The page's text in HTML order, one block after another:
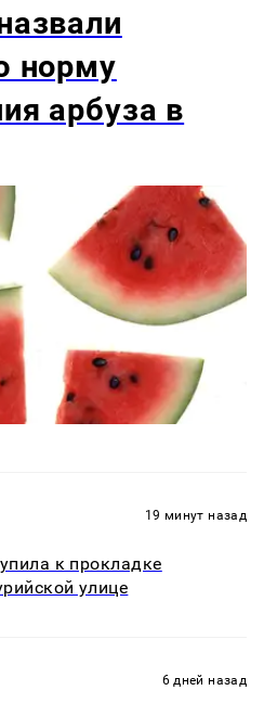
норму
арбуза в
19 минут назад
к прокладке
улице
6 дней назад